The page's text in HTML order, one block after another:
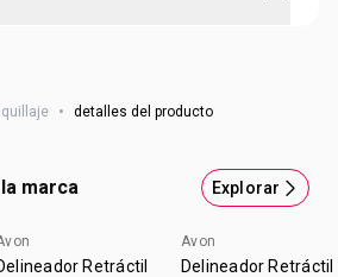
genera longitud, volumen y cuidado,
cónico de alta precisión. Máscara
Contenido: 10 g. Beneficios
polímeros ¡para que las pestañas
• detalles del producto
marca Explorar
Retráctil
Avon
Delineador Retráctil